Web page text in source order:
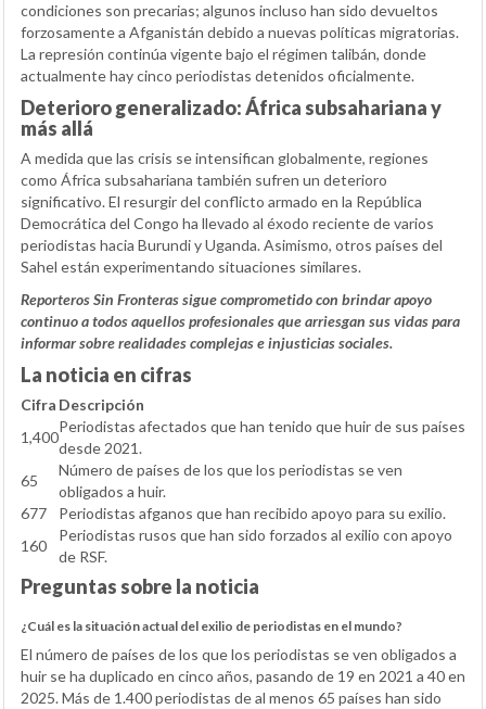
condiciones son precarias; algunos incluso han sido devueltos
forzosamente a Afganistán debido a nuevas políticas migratorias.
La represión continúa vigente bajo el régimen talibán, donde
actualmente hay cinco periodistas detenidos oficialmente.
Deterioro generalizado: África subsahariana y
más allá
A medida que las crisis se intensifican globalmente, regiones
como África subsahariana también sufren un deterioro
significativo. El resurgir del conflicto armado en la República
Democrática del Congo ha llevado al éxodo reciente de varios
periodistas hacia Burundi y Uganda. Asimismo, otros países del
Sahel están experimentando situaciones similares.
Reporteros Sin Fronteras sigue comprometido con brindar apoyo
continuo a todos aquellos profesionales que arriesgan sus vidas para
informar sobre realidades complejas e injusticias sociales.
La noticia en cifras
Cifra Descripción
1,400
Periodistas afectados que han tenido que huir de sus países
desde 2021.
65
Número de países de los que los periodistas se ven
obligados a huir.
677
Periodistas afganos que han recibido apoyo para su exilio.
160
Periodistas rusos que han sido forzados al exilio con apoyo
de RSF.
Preguntas sobre la noticia
¿Cuál es la situación actual del exilio de periodistas en el mundo?
El número de países de los que los periodistas se ven obligados a
huir se ha duplicado en cinco años, pasando de 19 en 2021 a 40 en
2025. Más de 1.400 periodistas de al menos 65 países han sido